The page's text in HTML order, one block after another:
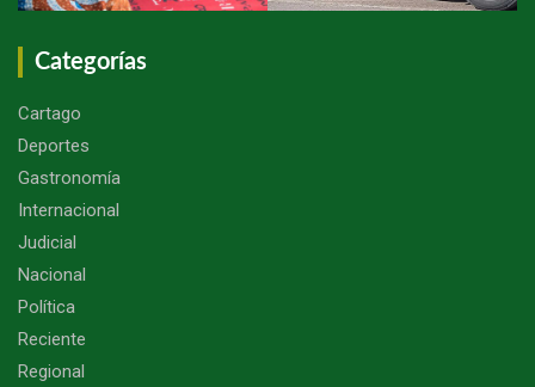
Categorías
Cartago
Deportes
Gastronomía
Internacional
Judicial
Nacional
Política
Reciente
Regional